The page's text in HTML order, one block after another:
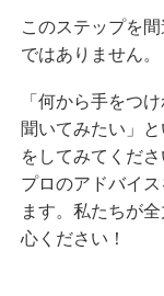
このステップを
ではありません。
「何から手をつ
聞いてみたい」
をしてみてくだ
プロのアドバイ
ます。私たちが
心ください！